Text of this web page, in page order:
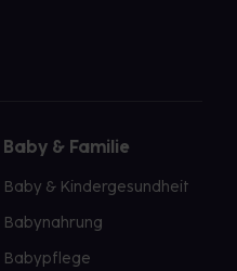
Baby & Familie
Baby & Kindergesundheit
Babynahrung
Babypflege